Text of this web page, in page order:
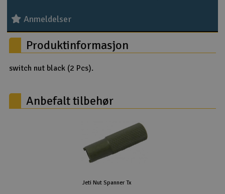
Radioutstyr
Raketter
Smarthjem, lek & hobby
Verktøy, utstyr & tilbehør
Anmeldelser
Produktinformasjon
switch nut black (2 Pcs).
Anbefalt tilbehør
Jeti Nut Spanner Tx